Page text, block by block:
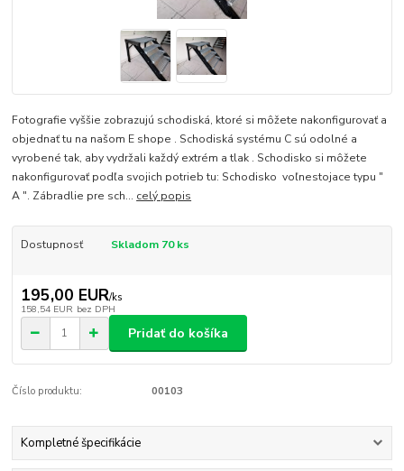
Fotografie vyššie zobrazujú schodiská, ktoré si môžete nakonfigurovať a
objednať tu na našom E shope . Schodiská systému C sú odolné a
vyrobené tak, aby vydržali každý extrém a tlak . Schodisko si môžete
nakonfigurovať podľa svojich potrieb tu: Schodisko voľnestojace typu "
A ". Zábradlie pre sch... celý popis
Dostupnosť Skladom 70 ks
195,00 EUR/ks
158,54 EUR bez DPH
Pridať do košíka
Číslo produktu: 00103
Kompletné špecifikácie